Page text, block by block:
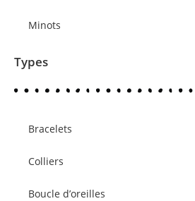
Minots
Types
Bracelets
Colliers
Boucle d’oreilles